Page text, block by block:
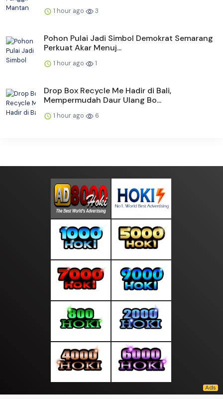
1 hour ago 3
Pohon Pulai Jadi Simbol Demokrat Semarang
Perkuat Akar Menuj...
1 hour ago 1
Drop Box Recycle Me Hadir di Bali,
Mempermudah Daur Ulang Bo...
1 hour ago 6